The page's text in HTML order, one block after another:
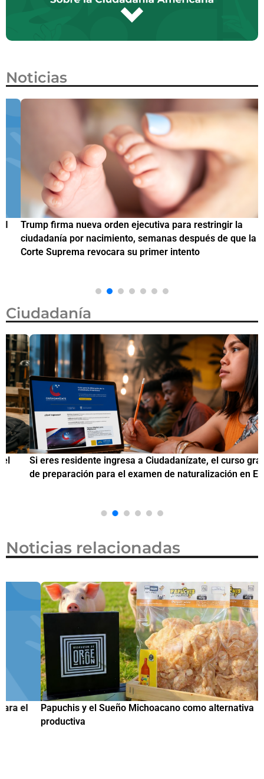
Noticias
Trump firma nueva orden ejecutiva para restringir la
ciudadanía por nacimiento, semanas después de que la
Corte Suprema revocara su primer intento
Ciudadanía
Si eres residente ingresa a Ciudadanízate, el curso gratuito
de preparación para el examen de naturalización en EUA
Noticias relacionadas
Papuchis y el Sueño Michoacano como alternativa
productiva